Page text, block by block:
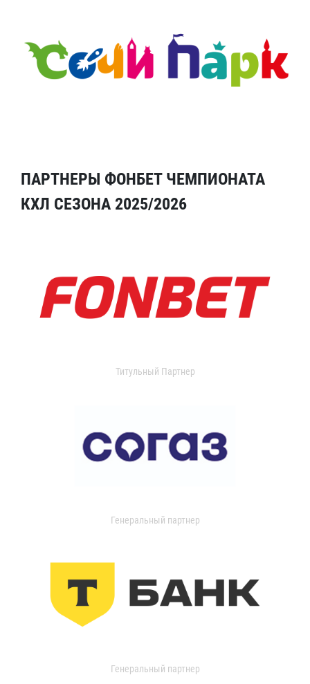
ПАРТНЕРЫ ФОНБЕТ ЧЕМПИОНАТА
КХЛ СЕЗОНА 2025/2026
Титульный Партнер
Генеральный партнер
Генеральный партнер